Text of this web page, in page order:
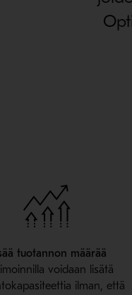
tuotannon määrää
voidaan lisätä
ilman, että